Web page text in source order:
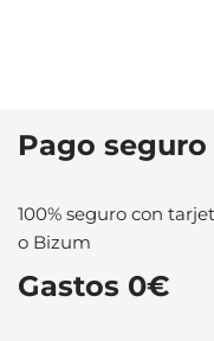
Pago seguro
100% seguro con
o Bizum
Gastos 0€